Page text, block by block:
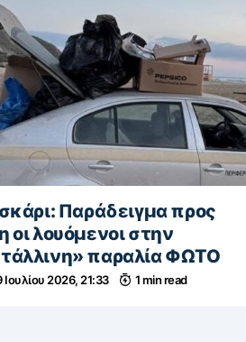
Παράδειγμα προς
οι λουόμενοι στην
παραλία ΦΩΤΟ
Ιουλίου 2026, 21:33 1 min read